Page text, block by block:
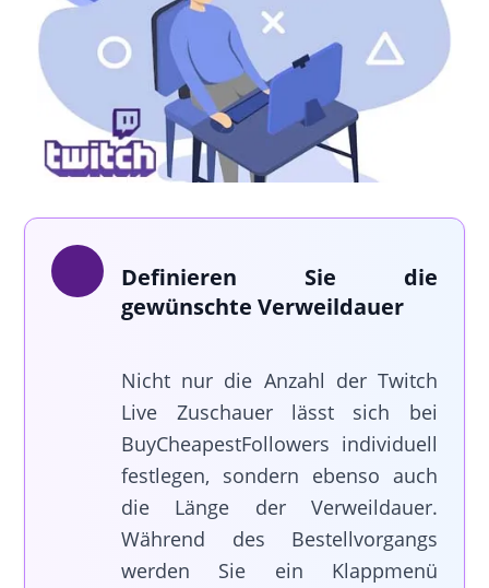
Definieren Sie die
gewünschte Verweildauer
Nicht nur die Anzahl der Twitch
Live Zuschauer lässt sich bei
BuyCheapestFollowers individuell
festlegen, sondern ebenso auch
die Länge der Verweildauer.
Während des Bestellvorgangs
werden Sie ein Klappmenü